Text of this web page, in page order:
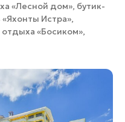
«Лесной дом», бутик-
«Яхонты Истра»,
отдыха «Босиком»,